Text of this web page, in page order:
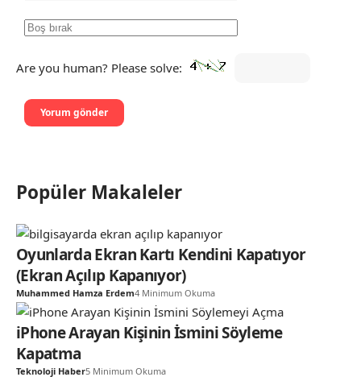
Are you human? Please solve:
Popüler Makaleler
Oyunlarda Ekran Kartı Kendini Kapatıyor
(Ekran Açılıp Kapanıyor)
Muhammed Hamza Erdem4 Minimum Okuma
iPhone Arayan Kişinin İsmini Söyleme
Kapatma
Teknoloji Haber5 Minimum Okuma